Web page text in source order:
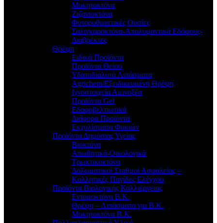
Μυκητοκτόνα
Ζιζανιοκτόνα
Φυτορυθμιστικές Ουσίες
Σαλιγκαροκτόνα-Απολυμαντικά Εδάφους-
Διαβρέκτες
Θρέψη
Ειδικά Προϊόντα
Προϊόντα Θείου
Υδατοδιαλυτά Λιπάσματα
Agrichem/Εξειδικευμένη Θρέψη
Ιχνοστοιχεία Αμινοξέα
Προϊόντα Gel
Εδαφοβελτιωτικά
Διάφορα Προϊόντα
Εκχυλίσματα Φυκιών
Προϊόντα Δημόσιας Υγείας
Βιοκτόνα
Απωθητικά-Οικολογικά
Τρωκτικοκτόνα
Δολωματικοί Σταθμοί Ασφαλείας –
Κολλητικές Παγίδες Ελέγχου
Προϊόντα Βιολογικής Καλλιέργειας
Εντομοκτόνα Β.Κ.
Θρέψη – Λιπάσματα για Β.Κ.
Μυκητοκτόνα Β.Κ.